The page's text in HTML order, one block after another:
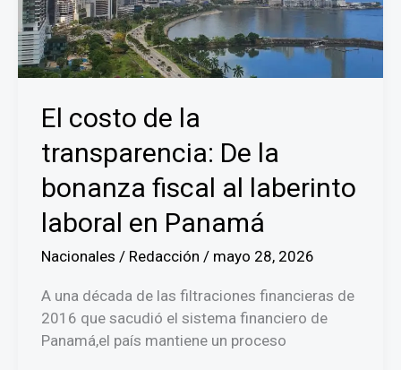
de
forma
gratuita
en
Ciudad
de
las
Artes
El costo de la
transparencia: De la
bonanza fiscal al laberinto
laboral en Panamá
Nacionales / Redacción / mayo 28, 2026
A una década de las filtraciones financieras de
2016 que sacudió el sistema financiero de
Panamá,el país mantiene un proceso